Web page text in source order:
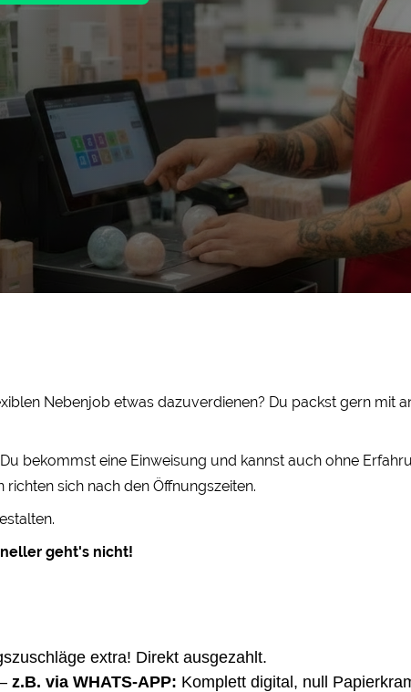
Nebenjob etwas dazuverdienen? Du packst gern mit
bekommst eine Einweisung und kannst auch ohne
sich nach den Öffnungszeiten.
geht's nicht!
extra! Direkt ausgezahlt.
z.B. via WHATS-APP: Komplett digital, null